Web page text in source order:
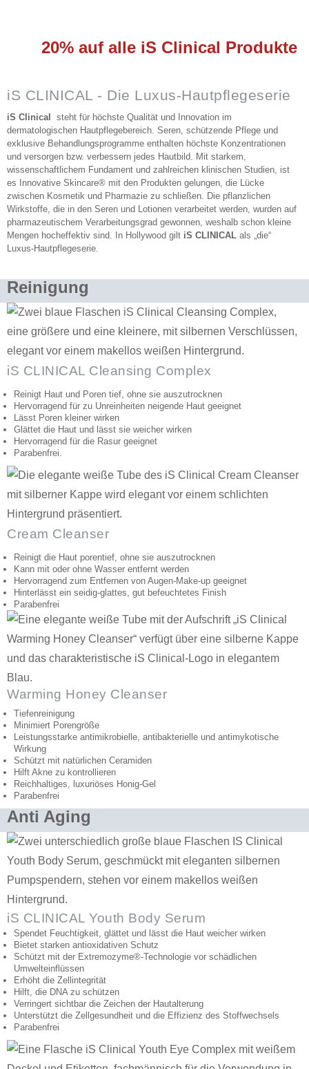
20% auf alle iS Clinical Produkte
iS CLINICAL - Die Luxus-Hautpflegeserie
iS Clinical
steht für höchste Qualität und Innovation im
dermatologischen Hautpflegebereich. Seren, schützende Pflege und
exklusive Behandlungsprogramme enthalten höchste Konzentrationen
und versorgen bzw. verbessern jedes Hautbild. Mit starkem,
wissenschaftlichem Fundament und zahlreichen klinischen Studien, ist
es Innovative Skincare® mit den Produkten gelungen, die Lücke
zwischen Kosmetik und Pharmazie zu schließen. Die pflanzlichen
Wirkstoffe, die in den Seren und Lotionen verarbeitet werden, wurden auf
pharmazeutischem Verarbeitungsgrad gewonnen, weshalb schon kleine
Mengen hocheffektiv sind. In Hollywood gilt iS CLINICAL als „die“
Luxus-Hautpflegeserie.
Reinigung
iS CLINICAL Cleansing Complex
Reinigt Haut und Poren tief, ohne sie auszutrocknen
Hervorragend für zu Unreinheiten neigende Haut geeignet
Lässt Poren kleiner wirken
Glättet die Haut und lässt sie weicher wirken
Hervorragend für die Rasur geeignet
Parabenfrei.
Cream Cleanser
Reinigt die Haut porentief, ohne sie auszutrocknen
Kann mit oder ohne Wasser entfernt werden
Hervorragend zum Entfernen von Augen-Make-up geeignet
Hinterlässt ein seidig-glattes, gut befeuchtetes Finish
Parabenfrei
Warming Honey Cleanser
Tiefenreinigung
Minimiert Porengröße
Leistungsstarke antimikrobielle, antibakterielle und antimykotische
Wirkung
Schützt mit natürlichen Ceramiden
Hilft Akne zu kontrollieren
Reichhaltiges, luxuriöses Honig-Gel
Parabenfrei
Anti Aging
iS CLINICAL Youth Body Serum
Spendet Feuchtigkeit, glättet und lässt die Haut weicher wirken
Bietet starken antioxidativen Schutz
Schützt mit der Extremozyme®-Technologie vor schädlichen
Umwelteinflüssen
Erhöht die Zellintegrität
Hilft, die DNA zu schützen
Verringert sichtbar die Zeichen der Hautalterung
Unterstützt die Zellgesundheit und die Effizienz des Stoffwechsels
Parabenfrei